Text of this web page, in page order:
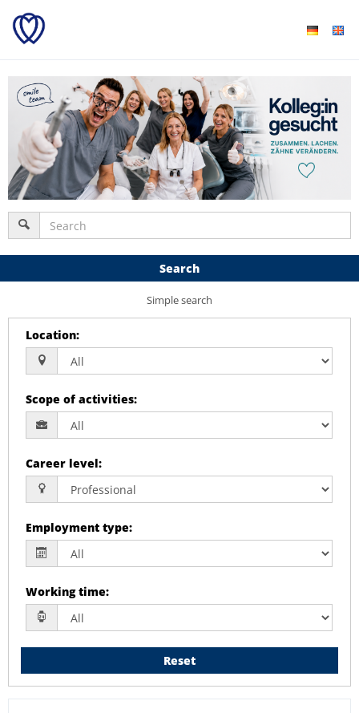
Search
Simple search
Location:
Scope of activities:
Career level:
Employment type:
Working time:
Reset